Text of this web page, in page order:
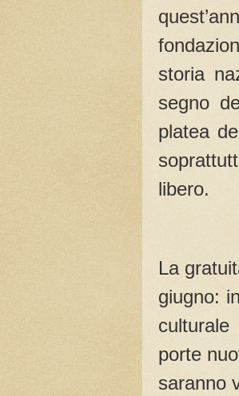
storia
segno
platea
libero.
La
giugno:
culturale
porte
saranno